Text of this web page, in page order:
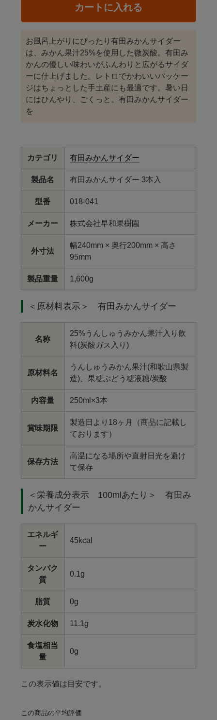
カートに入れる
お風呂上がりにぴったり有田みかんサイダー
は、みかん果汁25%を使用した微炭酸。有田み
かんの優しい味わいがふんわりと広がるサイダ
ーに仕上げました。レトロでかわいいパッケー
ジはちょっとした手土産にも最適です。暑い日
にはひんやり、ごくっと。有田みかんサイダー
を
カテゴリ 有田みかんサイダー
製品名 有田みかんサイダー 3本入
型番 018-041
メーカー 株式会社早和果樹園
外寸法
幅240mm × 奥行200mm × 高さ
95mm
製品重量 1,600g
＜原材料表示＞ 有田みかんサイダー
名称
25%うんしゅうみかん果汁入り飲
料(炭酸ガス入り)
原材料名
うんしゅうみかん果汁(和歌山県製
造)、果糖ぶどう糖液糖/炭酸
内容量 250ml×3本
賞味期限
製造日より18ヶ月（商品に記載し
ております）
保存方法
高温になる場所や直射日光を避け
て保存
＜栄養成分表示 100mlあたり＞ 有田み
かんサイダー
エネルギ
ー
45kcal
タンパク
質
0.1g
脂質 0g
炭水化物 11.1g
食塩相当
量
0g
この表示値は目安です。